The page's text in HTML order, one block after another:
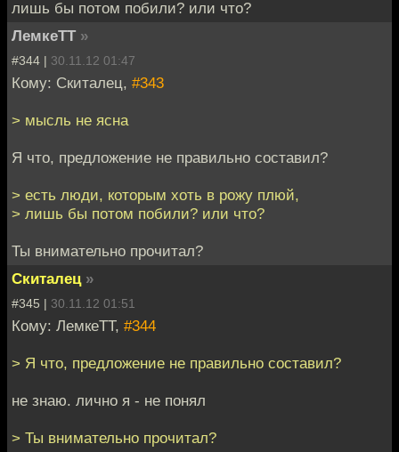
лишь бы потом побили? или что?
ЛемкеТТ »
#344 | 30.11.12 01:47
Кому: Скиталец, #343
> мысль не ясна
Я что, предложение не правильно составил?
> есть люди, которым хоть в рожу плюй,
> лишь бы потом побили? или что?
Ты внимательно прочитал?
Скиталец »
#345 | 30.11.12 01:51
Кому: ЛемкеТТ, #344
> Я что, предложение не правильно составил?
не знаю. лично я - не понял
> Ты внимательно прочитал?